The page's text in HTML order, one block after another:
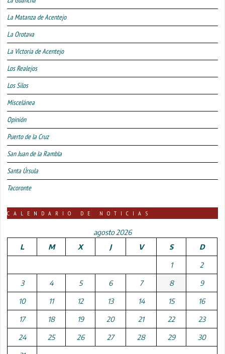
La Matanza de Acentejo
La Orotava
La Victoria de Acentejo
Los Realejos
Los Silos
Miscelánea
Opinión
Puerto de la Cruz
San Juan de la Rambla
Santa Úrsula
Tacoronte
CALENDARIO DE NOTICIAS
agosto 2026
L
M X J V S D
1 2
3 4 5 6 7 8 9
10 11 12 13 14 15 16
17 18 19 20 21 22 23
24 25 26 27 28 29 30